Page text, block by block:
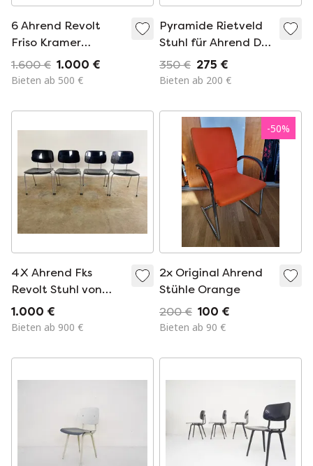
6 Ahrend Revolt
Friso Kramer
Schwarz-Weiß The
Circle Chairs
1.600 € 1.000 €
Bieten ab 500 €
Pyramide Rietveld
Stuhl für Ahrend De
Cirkel Holland
350 € 275 €
Bieten ab 200 €
4X Ahrend Fks
Revolt Stuhl von
Friso Kramer
1.000 €
Bieten ab 900 €
-50%
2x Original Ahrend
Stühle Orange
200 € 100 €
Bieten ab 90 €